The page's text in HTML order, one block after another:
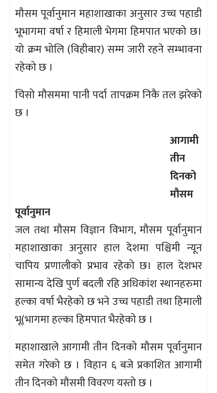
मौसम पूर्वानुमान महाशाखाका अनुसार उच्च पहाडी
भूभागमा वर्षा र हिमाली भेगमा हिमपात भएको छ।
यो क्रम भोलि (विहीबार) सम्म जारी रहने सम्भावना
रहेको छ ।
चिसो मौसममा पानी पर्दा तापक्रम निकै तल झरेको
छ ।
आगामी
तीन
दिनको
मौसम
पूर्वानुमान
जल तथा मौसम विज्ञान विभाग, मौसम पूर्वानुमान
महाशाखाका अनुसार हाल देशमा पश्चिमी न्यून
चापिय प्रणालीको प्रभाव रहेको छ। हाल देशभर
सामान्य देखि पुर्ण बदली रहि अधिकांश स्थानहरुमा
हल्का वर्षा भैरहेको छ भने उच्च पहाडी तथा हिमाली
भू(भागमा हल्का हिमपात भैरहेको छ ।
महाशाखाले आगामी तीन दिनको मौसम पूर्वानुमान
समेत गरेको छ । विहान ६ बजे प्रकाशित आगामी
तीन दिनको मौसमी विवरण यस्तो छ ।